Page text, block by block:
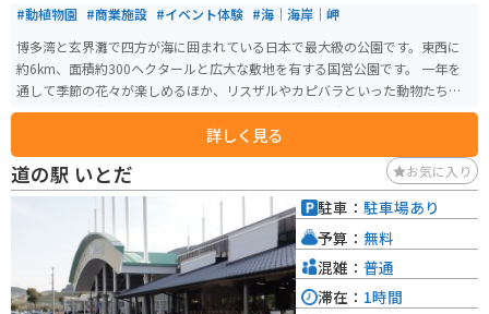
#動植物園 #商業施設 #イベント体験 #海｜海岸｜岬
博多湾と玄界灘で四方が海に囲まれている日本で最大級の公園です。東西に
約6km、面積約300ヘクタールと広大な敷地を有する国営公園です。 一年を
通して季節の花々が楽しめるほか、リスザルやカピバラといった動物たちと
ふれあえる「動物の森」、屋外レジャープールなど、 都市部にありながら
ーフィンをしている人が多いです。公園までの道のりも両側の海を見渡しな
がら走ることができるのでツーリングとしても楽しめる道になっています。
詳しく見る
道の駅 いとだ お気に入り
駐車： 駐車場あり
予算： 無料
混雑： 普通
滞在： 1時間